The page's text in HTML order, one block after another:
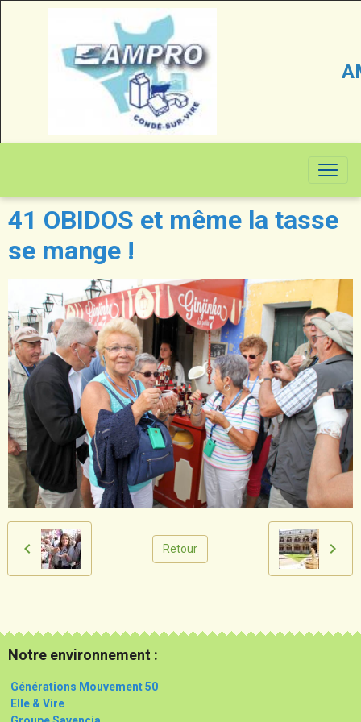
41 OBIDOS et même la tasse
se mange !
Retour
Notre environnement :
Générations Mouvement 50
Elle & Vire